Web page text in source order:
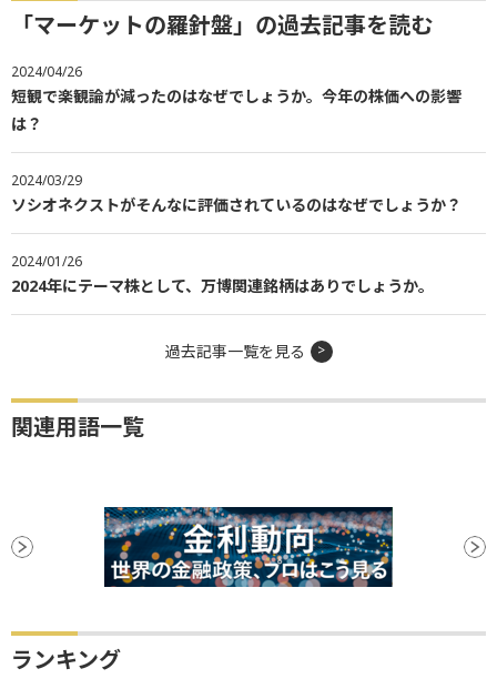
「マーケットの羅針盤」の過去記事を読む
2024/04/26
短観で楽観論が減ったのはなぜでしょうか。今年の株価への影響
は？
2024/03/29
ソシオネクストがそんなに評価されているのはなぜでしょうか？
2024/01/26
2024年にテーマ株として、万博関連銘柄はありでしょうか。
過去記事一覧を見る
関連用語一覧
ランキング